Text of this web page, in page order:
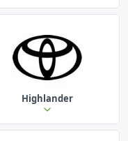
Highlander